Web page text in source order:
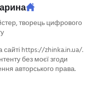
творець цифрового
сайті https://zhinka.in.ua/.
без моєї згоди
авторського права.